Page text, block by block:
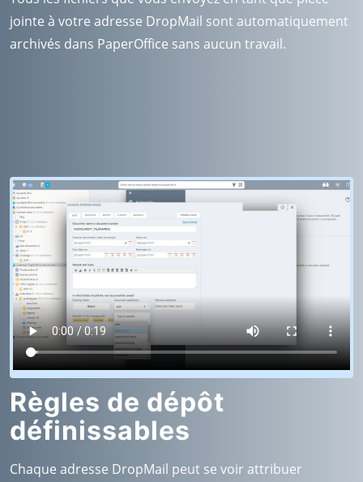
jointe à votre adresse DropMail sont automatiquement
archivés dans PaperOffice sans aucun travail.
Règles de dépôt
définissables
Chaque adresse DropMail peut se voir attribuer